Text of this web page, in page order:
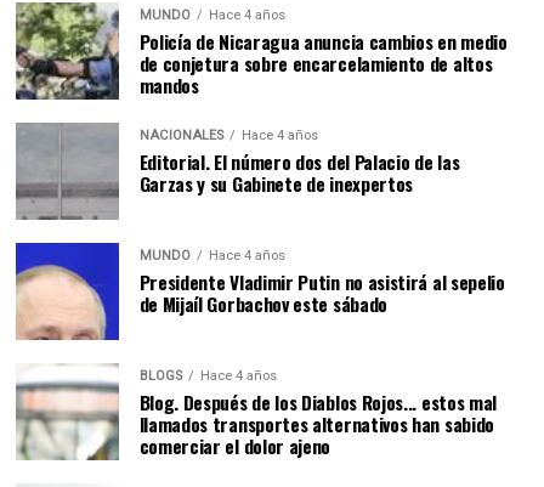
MUNDO Hace 4 años
Policía de Nicaragua anuncia cambios en medio
de conjetura sobre encarcelamiento de altos
mandos
NACIONALES Hace 4 años
Editorial. El número dos del Palacio de las
Garzas y su Gabinete de inexpertos
MUNDO Hace 4 años
Presidente Vladimir Putin no asistirá al sepelio
de Mijaíl Gorbachov este sábado
BLOGS Hace 4 años
Blog. Después de los Diablos Rojos... estos mal
llamados transportes alternativos han sabido
comerciar el dolor ajeno